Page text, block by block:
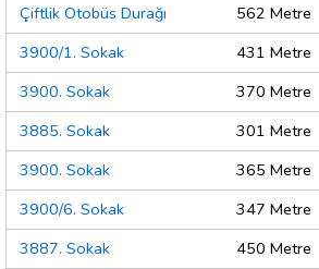
Çiftlik Otobüs Durağı
562 Metre
3900/1. Sokak
431 Metre
3900. Sokak
370 Metre
3885. Sokak
301 Metre
3900. Sokak
365 Metre
3900/6. Sokak
347 Metre
3887. Sokak
450 Metre